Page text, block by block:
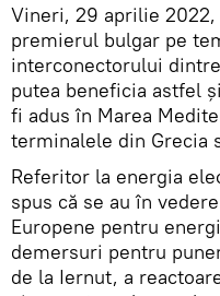
Vineri, 29 aprilie
premierul bulgar pe
interconectorului
putea beneficia astfel
fi adus în Marea
terminalele din Grecia
Referitor la energia
spus că se au în
Europene pentru
demersuri pentru
de la Iernut, a